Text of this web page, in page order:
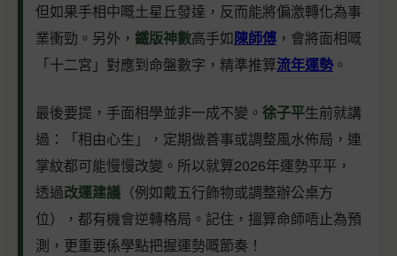
但如果手相中嘅土星丘發達，反而能將偏激轉化為事
業衝勁。另外， 鐵版神數高手如陳師傅 ，會將面相嘅
「十二宮」對應到命盤數字，精準推算流年運勢 。
最後要提，手面相學並非一成不變。 徐子平生前就講
過：「相由心生」，定期做善事或調整風水佈局，連
掌紋都可能慢慢改變。所以就算2026年運勢平平，
透過改運建議 （例如戴五行飾物或調整辦公桌方
位），都有機會逆轉格局。記住，搵算命師唔止為預
測，更重要係學點把握運勢嘅節奏！